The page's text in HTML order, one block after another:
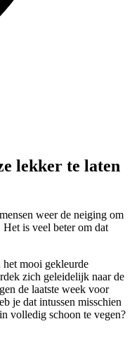
lekker te laten
weer de neiging om
is veel beter om dat
mooi gekleurde
zich geleidelijk naar de
de laatste week voor
je dat intussen misschien
volledig schoon te vegen?